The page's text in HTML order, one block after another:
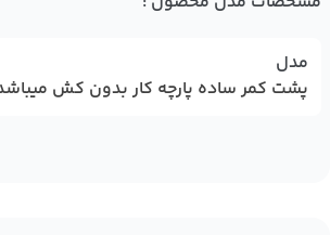
مدل
پشت کمر ساده پارچه کار بدون کش